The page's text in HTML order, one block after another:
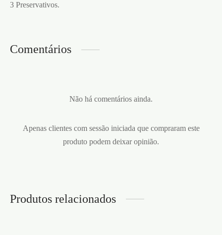
3 Preservativos.
Comentários
Não há comentários ainda.
Apenas clientes com sessão iniciada que compraram este
produto podem deixar opinião.
Produtos relacionados